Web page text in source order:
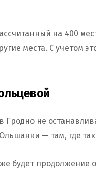
на 400
места. С учетом
Гродно не
— там, где
будет